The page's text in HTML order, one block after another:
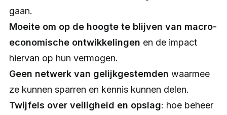
gaan.
Moeite om op de hoogte te blijven van macro-
economische ontwikkelingen en de impact
hiervan op hun vermogen.
Geen netwerk van gelijkgestemden waarmee
ze kunnen sparren en kennis kunnen delen.
Twijfels over veiligheid en opslag: hoe beheer